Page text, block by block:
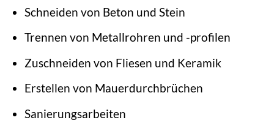
Schneiden von Beton und Stein
Trennen von Metallrohren und -profilen
Zuschneiden von Fliesen und Keramik
Erstellen von Mauerdurchbrüchen
Sanierungsarbeiten